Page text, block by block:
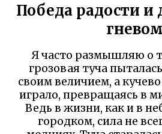
Победа радости
гневом
Я часто размышляю о
грозовая туча
своим величием, а
играло, превращаясь в
Ведь в жизни, как и в
городком, сила не